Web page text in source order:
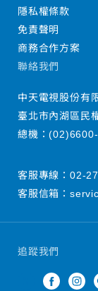
追蹤我們
隱私權條款
免責聲明
商務合作方案
聯絡我們
中天電視股份有
臺北市內湖區民
總機：
客服專線： 02-
客服信箱：